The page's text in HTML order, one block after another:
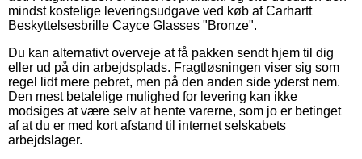
mindst kostelige leveringsudgave ved køb af Carhartt
Beskyttelsesbrille Cayce Glasses "Bronze".
Du kan alternativt overveje at få pakken sendt hjem til dig
eller ud på din arbejdsplads. Fragtløsningen viser sig som
regel lidt mere pebret, men på den anden side yderst nem.
Den mest betalelige mulighed for levering kan ikke
modsiges at være selv at hente varerne, som jo er betinget
af at du er med kort afstand til internet selskabets
arbejdslager.